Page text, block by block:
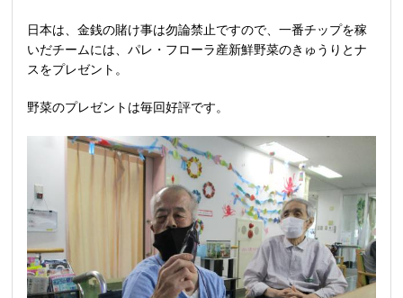
日本は、金銭の賭け事は勿論禁止ですので、一番チップを稼
いだチームには、パレ・フローラ産新鮮野菜のきゅうりとナ
スをプレゼント。
野菜のプレゼントは毎回好評です。